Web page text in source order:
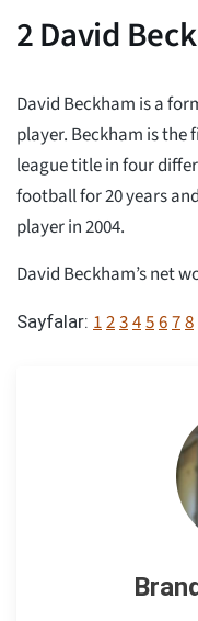
2David
David Beckham is a
player. Beckham is the
league title in four
football for 20 years
player in 2004.
David Beckham’s net
Sayfalar: 12345678